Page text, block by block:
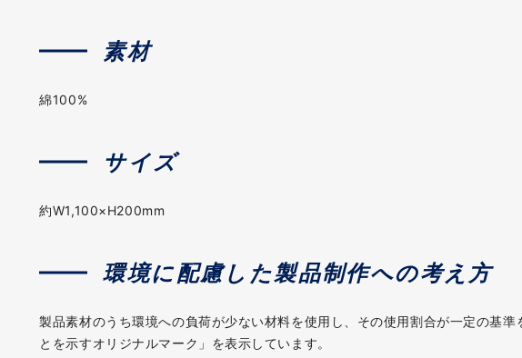
素材
綿100%
サイズ
約W1,100×H200mm
環境に配慮した製品制作への考え方
製品素材のうち環境への負荷が少ない材料を使用し、その使用割合が一定の基
とを示すオリジナルマーク」を表示しています。